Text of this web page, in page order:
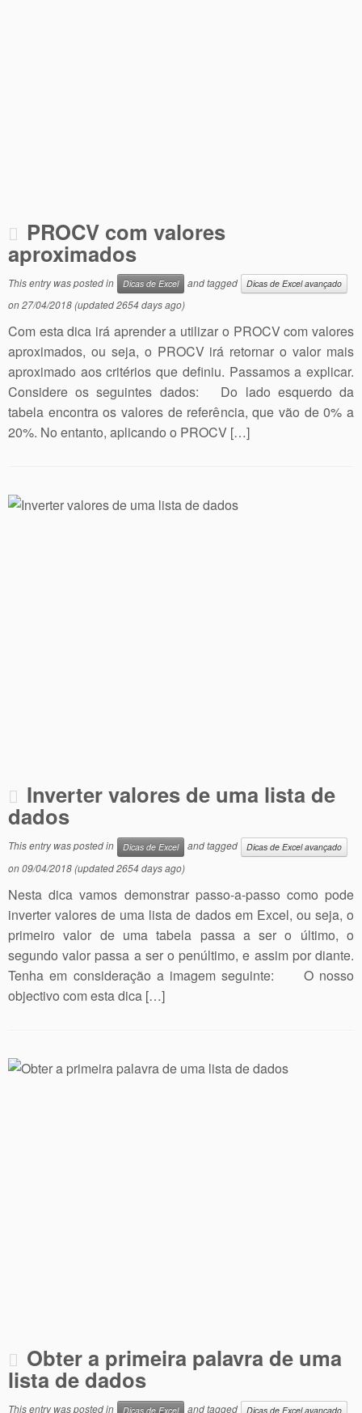
PROCV com valores
aproximados
This entry was posted in Dicas de Excel and tagged Dicas de Excel avançado
on27/04/2018(updated 2654 days ago)
Com esta dica irá aprender a utilizar o PROCV com valores
aproximados, ou seja, o PROCV irá retornar o valor mais
aproximado aos critérios que definiu. Passamos a explicar.
Considere os seguintes dados: Do lado esquerdo da
tabela encontra os valores de referência, que vão de 0% a
20%. No entanto, aplicando o PROCV […]
Inverter valores de uma lista de
dados
This entry was posted in Dicas de Excel and tagged Dicas de Excel avançado
on09/04/2018(updated 2654 days ago)
Nesta dica vamos demonstrar passo-a-passo como pode
inverter valores de uma lista de dados em Excel, ou seja, o
primeiro valor de uma tabela passa a ser o último, o
segundo valor passa a ser o penúltimo, e assim por diante.
Tenha em consideração a imagem seguinte: O nosso
objectivo com esta dica […]
Obter a primeira palavra de uma
lista de dados
This entry was posted in Dicas de Excel and tagged Dicas de Excel avançado